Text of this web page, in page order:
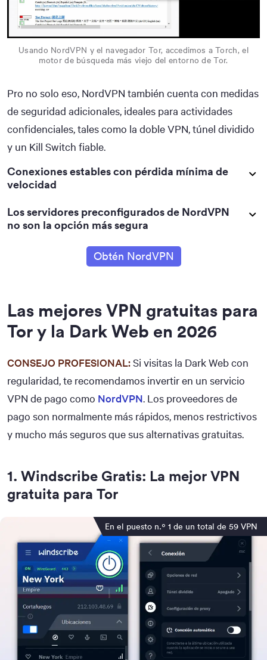
Usando NordVPN y el navegador Tor, accedimos a Torch, el
motor de búsqueda más viejo del entorno de Tor.
Pro no solo eso, NordVPN también cuenta con medidas
de seguridad adicionales, ideales para actividades
confidenciales, tales como la doble VPN, túnel dividido
y un Kill Switch fiable.
Conexiones estables con pérdida mínima de
velocidad
Los servidores preconfigurados de NordVPN
no son la opción más segura
Obtén NordVPN
Las mejores VPN gratuitas para
Tor y la Dark Web en 2026
CONSEJO PROFESIONAL:Si visitas la Dark Web con
regularidad, te recomendamos invertir en un servicio
VPN de pago como NordVPN. Los proveedores de
pago son normalmente más rápidos, menos restrictivos
y mucho más seguros que sus alternativas gratuitas.
1. Windscribe Gratis: La mejor VPN
gratuita para Tor
En el puesto n.º 1 de un total de 59 VPN